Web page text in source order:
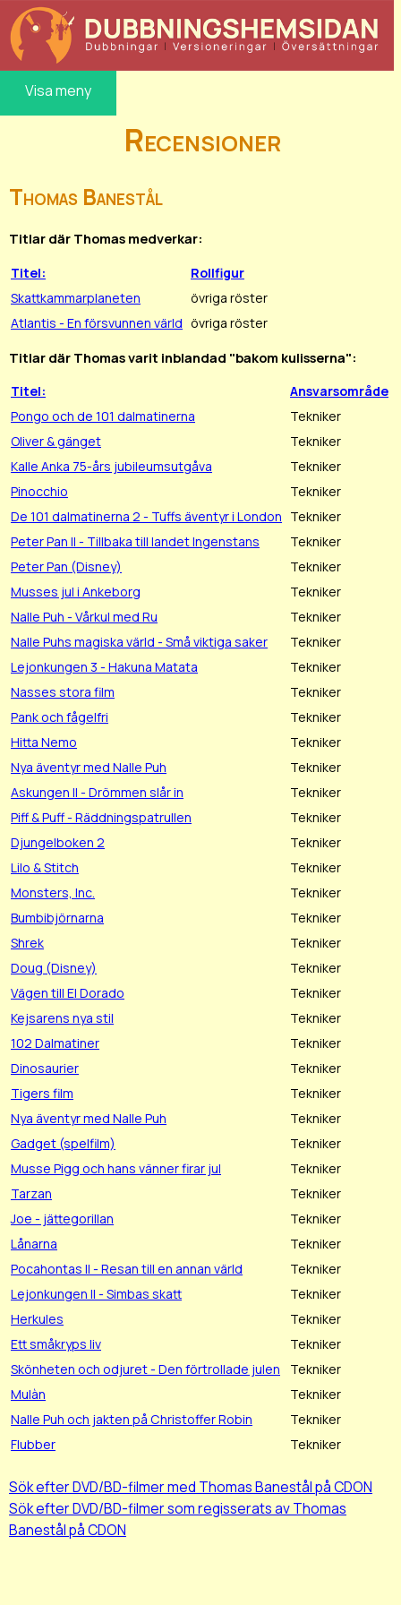
Visa meny
Recensioner
Thomas Banestål
Titlar där Thomas medverkar:
Titel:
Rollfigur
Skattkammarplaneten
övriga röster
Atlantis - En försvunnen värld övriga röster
Titlar där Thomas varit inblandad "bakom kulisserna":
Titel:
Ansvarsområde
Pongo och de 101 dalmatinerna
Tekniker
Oliver & gänget
Tekniker
Kalle Anka 75-års jubileumsutgåva
Tekniker
Pinocchio
Tekniker
De 101 dalmatinerna 2 - Tuffs äventyr i London Tekniker
Peter Pan II - Tillbaka till landet Ingenstans
Tekniker
Peter Pan (Disney)
Tekniker
Musses jul i Ankeborg
Tekniker
Nalle Puh - Vårkul med Ru
Tekniker
Nalle Puhs magiska värld - Små viktiga saker
Tekniker
Lejonkungen 3 - Hakuna Matata
Tekniker
Nasses stora film
Tekniker
Pank och fågelfri
Tekniker
Hitta Nemo
Tekniker
Nya äventyr med Nalle Puh
Tekniker
Askungen II - Drömmen slår in
Tekniker
Piff & Puff - Räddningspatrullen
Tekniker
Djungelboken 2
Tekniker
Lilo & Stitch
Tekniker
Monsters, Inc.
Tekniker
Bumbibjörnarna
Tekniker
Shrek
Tekniker
Doug (Disney)
Tekniker
Vägen till El Dorado
Tekniker
Kejsarens nya stil
Tekniker
102 Dalmatiner
Tekniker
Dinosaurier
Tekniker
Tigers film
Tekniker
Nya äventyr med Nalle Puh
Tekniker
Gadget (spelfilm)
Tekniker
Musse Pigg och hans vänner firar jul
Tekniker
Tarzan
Tekniker
Joe - jättegorillan
Tekniker
Lånarna
Tekniker
Pocahontas II - Resan till en annan värld
Tekniker
Lejonkungen II - Simbas skatt
Tekniker
Herkules
Tekniker
Ett småkryps liv
Tekniker
Skönheten och odjuret - Den förtrollade julen
Tekniker
Mulàn
Tekniker
Nalle Puh och jakten på Christoffer Robin
Tekniker
Flubber
Tekniker
Sök efter DVD/BD-filmer med Thomas Banestål på CDON
Sök efter DVD/BD-filmer som regisserats av Thomas
Banestål på CDON